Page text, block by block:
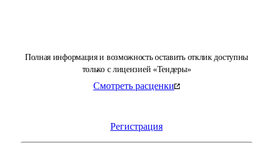
Полная информация и возможность оставить отклик доступны
только с лицензией «Тендеры»
Смотреть расценки
Регистрация